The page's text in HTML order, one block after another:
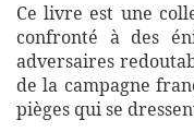
Ce livre est une
confronté à des
adversaires
de la campagne
pièges qui se